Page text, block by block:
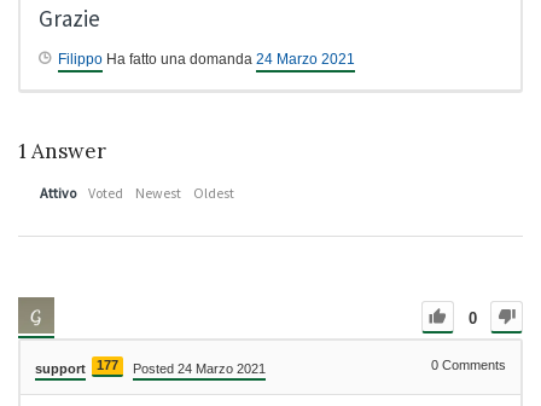
Grazie
Filippo Ha fatto una domanda 24 Marzo 2021
1 Answer
Attivo Voted Newest Oldest
0
support 177 Posted 24 Marzo 2021 0 Comments